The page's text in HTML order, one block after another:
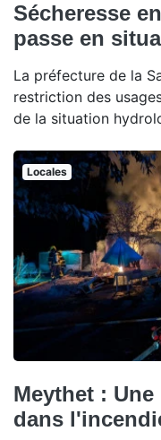
Sécheresse
passe en
La préfecture de la
restriction des
de la situation
Locales
Meythet :
dans